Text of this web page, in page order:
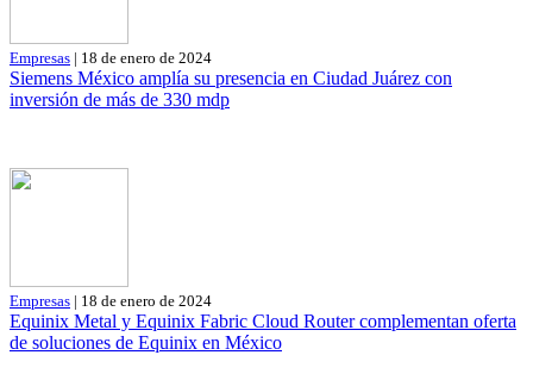
Empresas | 18 de enero de 2024
Siemens México amplía su presencia en Ciudad Juárez con
inversión de más de 330 mdp
Empresas | 18 de enero de 2024
Equinix Metal y Equinix Fabric Cloud Router complementan oferta
de soluciones de Equinix en México